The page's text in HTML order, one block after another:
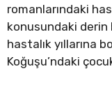
romanlarındaki
konusundaki derin
hastalık yıllarına
Koğuşu’ndaki